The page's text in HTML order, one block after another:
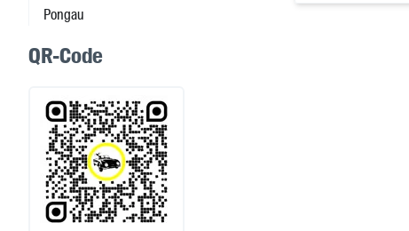
Pongau
QR-Code